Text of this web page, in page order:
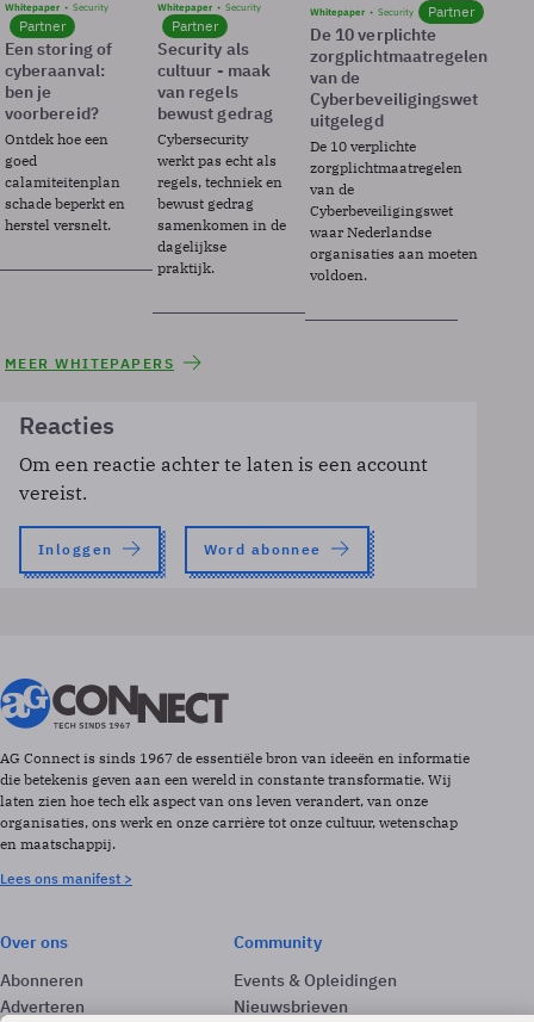
Whitepaper Security
Partner
Een storing of
cyberaanval:
ben je
voorbereid?
Ontdek hoe een
goed
calamiteitenplan
schade beperkt en
herstel versnelt.
Whitepaper Security
Partner
Security als
cultuur - maak
van regels
bewust gedrag
Cybersecurity
werkt pas echt als
regels, techniek en
bewust gedrag
samenkomen in de
dagelijkse
praktijk.
Whitepaper Security Partner
De 10 verplichte
zorgplichtmaatregelen
van de
Cyberbeveiligingswet
uitgelegd
De 10 verplichte
zorgplichtmaatregelen
van de
Cyberbeveiligingswet
waar Nederlandse
organisaties aan moeten
voldoen.
MEER WHITEPAPERS
Reacties
Om een reactie achter te laten is een account
vereist.
Inloggen Word abonnee
AG Connect is sinds 1967 de essentiële bron van ideeën en informatie
die betekenis geven aan een wereld in constante transformatie. Wij
laten zien hoe tech elk aspect van ons leven verandert, van onze
organisaties, ons werk en onze carrière tot onze cultuur, wetenschap
en maatschappij.
Lees ons manifest >
Over ons
Abonneren
Adverteren
Community
Events & Opleidingen
Nieuwsbrieven